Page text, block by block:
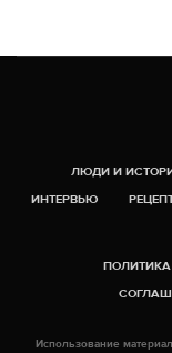
ЛЮДИ И
ИНТЕРВЬЮ
ПОЛИТИКА
Использование